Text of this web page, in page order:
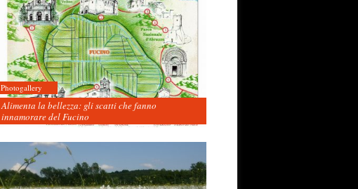
Photogallery
Alimenta la bellezza: gli scatti che fanno
innamorare del Fucino